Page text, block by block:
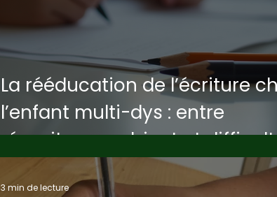
La rééducation de l’écriture
l’enfant multi-dys : entre
réussite au cabinet et
3 min de lecture